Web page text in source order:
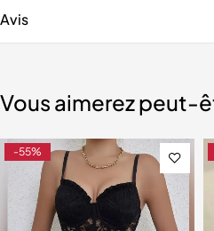
Avis
Vous aimerez peut-
-55%